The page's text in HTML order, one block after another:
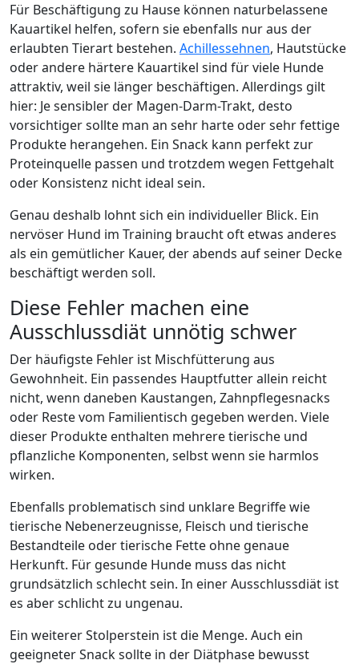
Für Beschäftigung zu Hause können naturbelassene
Kauartikel helfen, sofern sie ebenfalls nur aus der
erlaubten Tierart bestehen. Achillessehnen, Hautstücke
oder andere härtere Kauartikel sind für viele Hunde
attraktiv, weil sie länger beschäftigen. Allerdings gilt
hier: Je sensibler der Magen-Darm-Trakt, desto
vorsichtiger sollte man an sehr harte oder sehr fettige
Produkte herangehen. Ein Snack kann perfekt zur
Proteinquelle passen und trotzdem wegen Fettgehalt
oder Konsistenz nicht ideal sein.
Genau deshalb lohnt sich ein individueller Blick. Ein
nervöser Hund im Training braucht oft etwas anderes
als ein gemütlicher Kauer, der abends auf seiner Decke
beschäftigt werden soll.
Diese Fehler machen eine
Ausschlussdiät unnötig schwer
Der häufigste Fehler ist Mischfütterung aus
Gewohnheit. Ein passendes Hauptfutter allein reicht
nicht, wenn daneben Kaustangen, Zahnpflegesnacks
oder Reste vom Familientisch gegeben werden. Viele
dieser Produkte enthalten mehrere tierische und
pflanzliche Komponenten, selbst wenn sie harmlos
wirken.
Ebenfalls problematisch sind unklare Begriffe wie
tierische Nebenerzeugnisse, Fleisch und tierische
Bestandteile oder tierische Fette ohne genaue
Herkunft. Für gesunde Hunde muss das nicht
grundsätzlich schlecht sein. In einer Ausschlussdiät ist
es aber schlicht zu ungenau.
Ein weiterer Stolperstein ist die Menge. Auch ein
geeigneter Snack sollte in der Diätphase bewusst